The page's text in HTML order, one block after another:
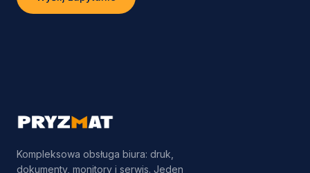
Kompleksowa obsługa biura: druk,
dokumenty, monitory i serwis. Jeden